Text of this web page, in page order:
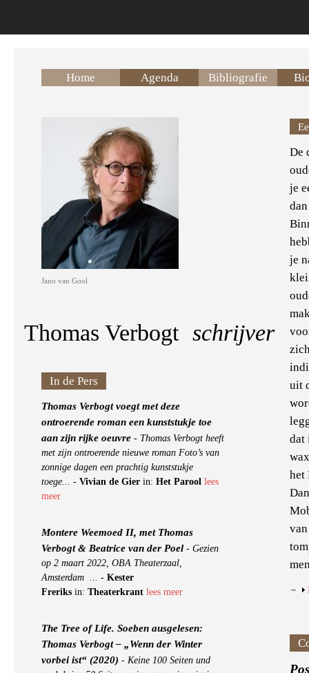
Home Agenda Bibliografie
Jano van Gool
Thomas Verbogt schrijver
In de Pers
Thomas Verbogt voegt met deze
ontroerende roman een kunststukje toe
aan zijn rijke oeuvre - Thomas Verbogt heeft
met zijn ontroerende nieuwe roman Foto’s van
zonnige dagen een prachtig kunststukje
toege... - Vivian de Gier in: Het Parool lees
meer
Montere Weemoed II, met Thomas
Verbogt & Beatrice van der Poel - Gezien
op 2 maart 2022, OBA Theaterzaal,
Amsterdam ... - Kester
Freriks in: Theaterkrant lees meer
The Tree of Life. Soeben ausgelesen:
Thomas Verbogt – „Wenn der Winter
vorbei ist“ (2020) - Keine 100 Seiten und
De
je
je
uit
dat
het